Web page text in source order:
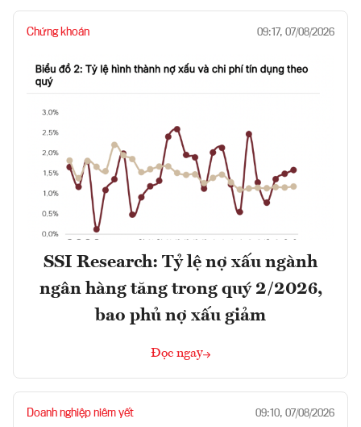
Chứng khoán 09:17, 07/08/2026
SSI Research: Tỷ lệ nợ xấu ngành
ngân hàng tăng trong quý 2/2026,
bao phủ nợ xấu giảm
Đọc ngay
Doanh nghiệp niêm yết 09:10, 07/08/2026